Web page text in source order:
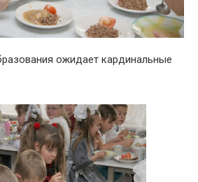
ожидает кардинальные